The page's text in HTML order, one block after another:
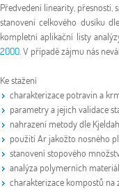
Předvedení linearity,
stanovení celkového dusíku
kompletní aplikační listy
2000. V případě zájmu nás
Ke stažení
charakterizace potravin a
parametry a jejich validace
nahrazení metody dle
použití Ar jakožto nosného
stanovení stopového
analýza polymerních
charakterizace kompostů na